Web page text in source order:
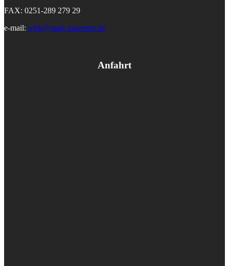
FAX: 0251-289 279 29
e-mail: wbk@stadt-muenster.de
Anfahrt